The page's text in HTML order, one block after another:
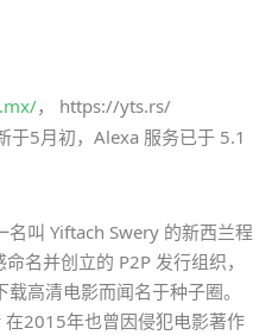
， https://yts.rs/
于5月初，Alexa 服务已于 5.1
名叫 Yiftach Swery 的新西兰程
名并创立的 P2P 发行组织，
高清电影而闻名于种子圈。
2015年也曾因侵犯电影著作